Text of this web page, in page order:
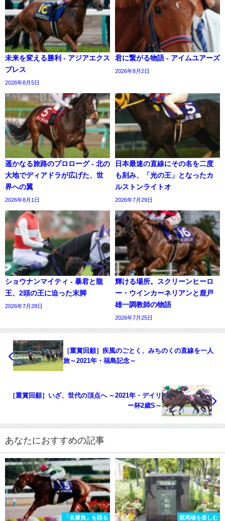
未来を変える勝利 - アジアエクス
プレス
2026年8月5日
君に繋がる物語 - アイムユアーズ
2026年8月2日
遥かなる旅路のプロローグ - 北の
大地でディアドラが広げた、世
界への翼
2026年8月1日
日本最速の直線にその名を二度
も刻み、「光の王」となったカ
ルストンライトオ
2026年7月29日
ショウナンマイティ - 暴君と龍
王、2頭の王に迫った末脚
2026年7月28日
輝ける場所。スクリーンヒーロ
ー・ウインカーネリアンと鹿戸
雄一調教師の物語
2026年7月25日
［重賞回顧］疾風のごとく、みちのくの直線を一人
旅～2021年・福島記念～
［重賞回顧］いざ、世代の頂点へ ～2021年・デイリ
ー杯2歳S～
あなたにおすすめの記事
「名勝負」を語る 競馬場を楽しむ